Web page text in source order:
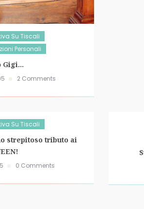
Su Tiscali
Personali
Gigi…
2 Comments
Su Tiscali
strepitoso tributo ai
0 Comments